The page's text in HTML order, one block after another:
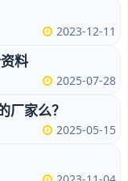
2023-12-11
料
2025-07-28
厂家么？
2025-05-15